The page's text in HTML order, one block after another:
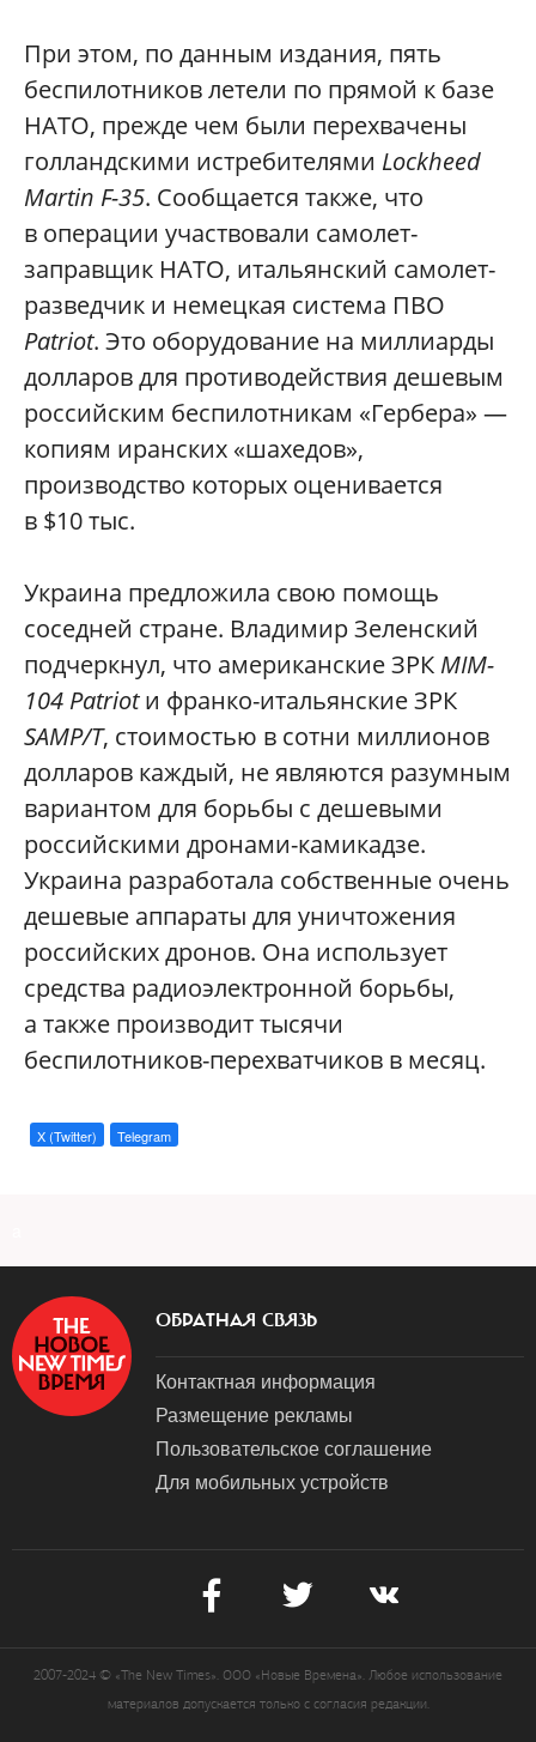
При этом, по данным издания, пять
беспилотников летели по прямой к базе
НАТО, прежде чем были перехвачены
голландскими истребителями Lockheed
Martin F-35. Сообщается также, что
в операции участвовали самолет-
заправщик НАТО, итальянский самолет-
разведчик и немецкая система ПВО
Patriot. Это оборудование на миллиарды
долларов для противодействия дешевым
российским беспилотникам «Гербера» —
копиям иранских «шахедов»,
производство которых оценивается
в $10 тыс.
Украина предложила свою помощь
соседней стране. Владимир Зеленский
подчеркнул, что американские ЗРК MIM-
104 Patriotи франко-итальянские ЗРК
SAMP/T, стоимостью в сотни миллионов
долларов каждый, не являются разумным
вариантом для борьбы с дешевыми
российскими дронами-камикадзе.
Украина разработала собственные очень
дешевые аппараты для уничтожения
российских дронов. Она использует
средства радиоэлектронной борьбы,
а также производит тысячи
беспилотников-перехватчиков в месяц.
X (Twitter) Telegram
ОБРАТНАЯ СВЯЗЬ
Контактная информация
Размещение рекламы
Пользовательское соглашение
Для мобильных устройств
2007-2024 © «The New Times». ООО «Новые Времена». Любое использование
материалов допускается только с согласия редакции.